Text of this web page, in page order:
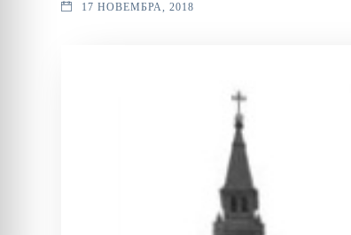
17 НОВЕМБРА, 2018